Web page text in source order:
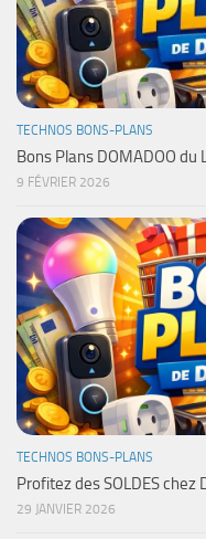
TECHNOS BONS-PLANS
Bons Plans DOMADOO du
9 FÉVRIER 2026
TECHNOS BONS-PLANS
Profitez des SOLDES chez
29 JANVIER 2026